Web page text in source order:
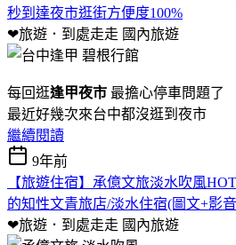
秒到達夜市逛街方便度100%
❤旅遊．到處走走 國內旅遊
每回逛逢甲夜市 最擔心停車問題了
最近好幾次來台中都沒逛到夜市
繼續閱讀
9年前
【旅遊住宿】承億文旅淡水吹風
的知性文青旅店/淡水住宿(圖文+影
❤旅遊．到處走走 國內旅遊